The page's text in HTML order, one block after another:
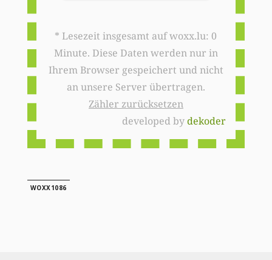
* Lesezeit insgesamt auf woxx.lu: 0
Minute. Diese Daten werden nur in
Ihrem Browser gespeichert und nicht
an unsere Server übertragen.
Zähler zurücksetzen
developed bydekoder
WOXX1086